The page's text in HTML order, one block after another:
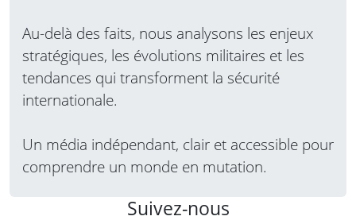
Au-delà des faits, nous analysons les enjeux
stratégiques, les évolutions militaires et les
tendances qui transforment la sécurité
internationale.
Un média indépendant, clair et accessible pour
comprendre un monde en mutation.
Suivez-nous